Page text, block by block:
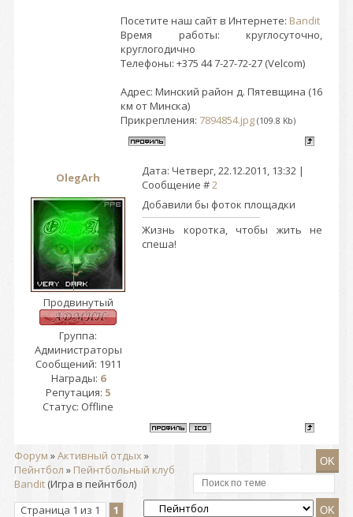
Посетите наш сайт в Интернете: Bandit
Время работы: круглосуточно,
круглогодично
Телефоны: +375 44 7-27-72-27 (Velcom)
Адрес: Минский район д. Пятевщина (16
км от Минска)
Прикрепления: 7894854.jpg (109.8 Kb)
OlegArh
Дата: Четверг, 22.12.2011, 13:32 |
Сообщение #2
Продвинутый
Группа:
Администраторы
Сообщений: 1911
Награды: 6
Репутация: 5
Статус: Offline
Добавили бы фоток площадки
Жизнь коротка, чтобы жить не
спеша!
Форум »Активный отдых»
Пейнтбол » Пейнтбольный клуб
Bandit (Игра в пейнтбол)
Страница 1 из 1 1